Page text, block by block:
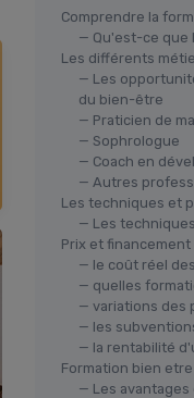
Comprendre la
— Qu'est-ce que
Les différents
— Les
du bien-être
— Praticien de
— Sophrologue
— Coach en
— Autres
Les techniques et
— Les
Prix et
— le coût réel
— quelles
— variations des
— les
— la rentabilité
Formation bien
— Les